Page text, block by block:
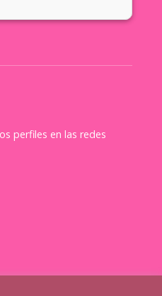
perfiles en las redes